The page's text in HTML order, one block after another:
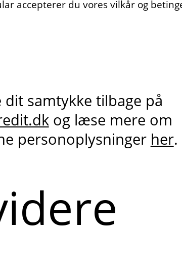
accepterer du vores vilkår og
samtykke tilbage på
og læse mere om
personoplysninger her.